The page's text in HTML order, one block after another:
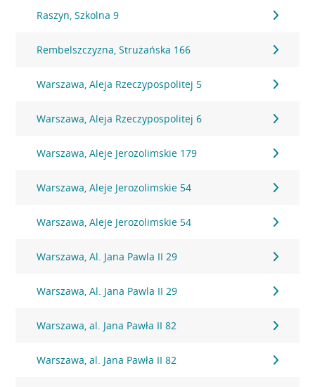
Raszyn, Szkolna 9
Rembelszczyzna, Strużańska 166
Warszawa, Aleja Rzeczypospolitej 5
Warszawa, Aleja Rzeczypospolitej 6
Warszawa, Aleje Jerozolimskie 179
Warszawa, Aleje Jerozolimskie 54
Warszawa, Aleje Jerozolimskie 54
Warszawa, Al. Jana Pawla II 29
Warszawa, Al. Jana Pawla II 29
Warszawa, al. Jana Pawła II 82
Warszawa, al. Jana Pawła II 82